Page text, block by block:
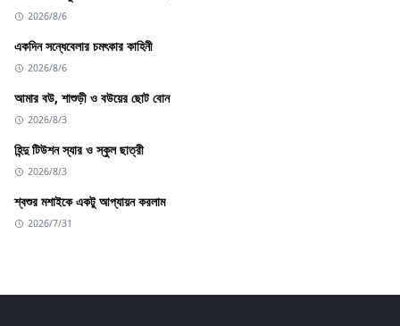
2026/8/6
একদিন সন্ধেবেলার চমৎকার কাহিনী
2026/8/6
আমার বউ, শাশুড়ী ও বউয়ের ছোট বোন
2026/8/3
হিন্দু টিউশন স্যার ও স্কুল ছাত্রী
2026/8/3
শ্বশুর মশাইকে একটু আপ্যায়ন করলাম
2026/7/31